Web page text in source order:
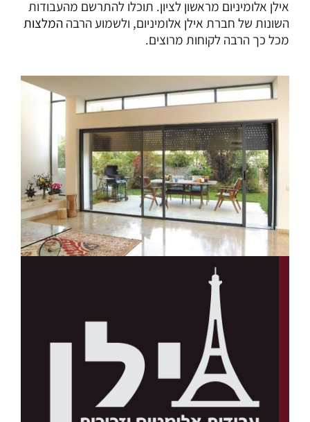
אילן אלומיניום מראשון לציון. תוכלו להתרשם מהעבודות
השונות של חברת אילן אלומיניום, ולשמוע הרבה המלצות
מכל כך הרבה לקוחות מרוצים.